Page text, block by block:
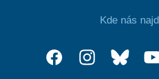
Kde nás